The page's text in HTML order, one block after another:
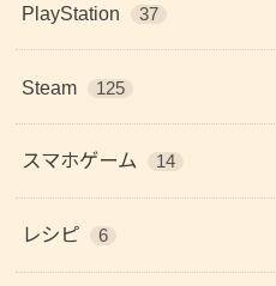
PlayStation 37
Steam 125
スマホゲーム 14
レシピ 6